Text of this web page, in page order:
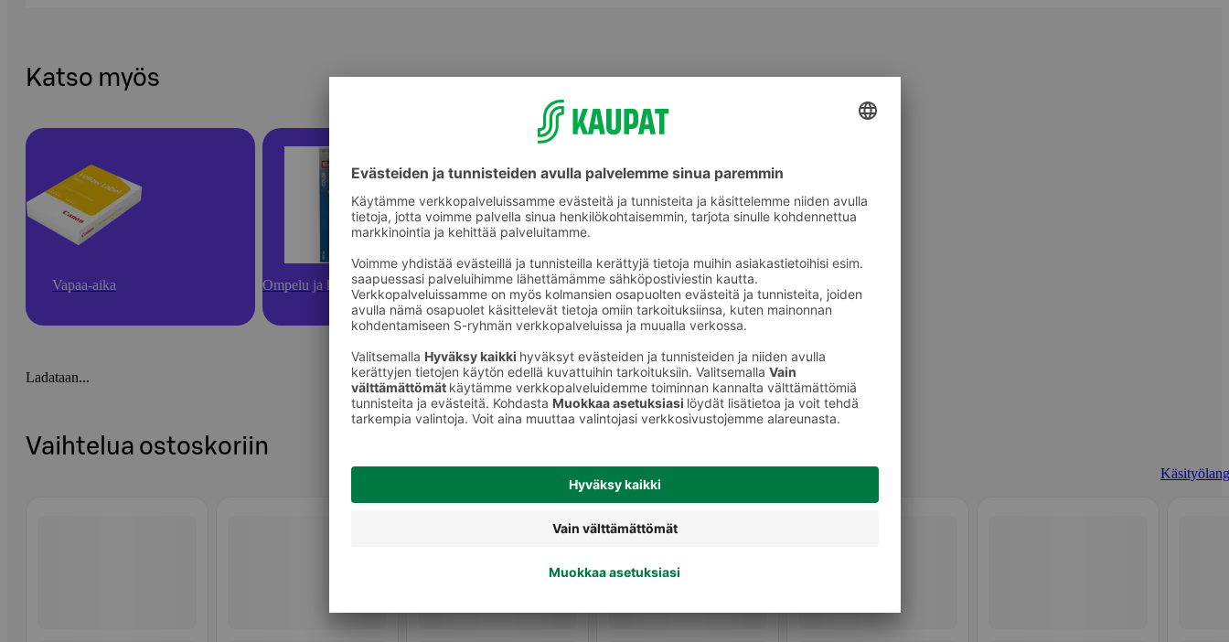
Katso myös
Vapaa-aika Ompelu ja käsityötarvikkeet Käsityölangat
Ladataan...
Vaihtelua ostoskoriin